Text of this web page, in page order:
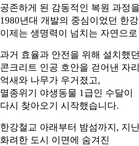
공존하게 된 감동적인 복원 과정
1980년대 개발의 중심이었던 한강
이제는 생명력이 넘치는 자연으
과거 효율과 안전을 위해 설치했던
콘크리트 인공 호안을 걷어낸 자
억새와 나무가 우거졌고,
멸종위기 야생동물 1급인 수달이
다시 찾아오기 시작했습니다.
한강철교 아래부터 밤섬까지, 지
화려한 도시 이면에 숨겨진